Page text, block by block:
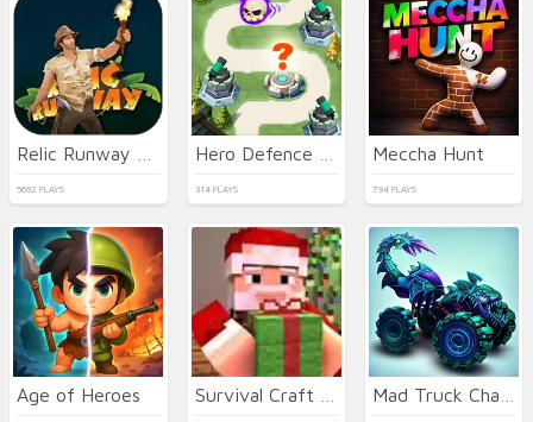
5692 PLAYS 314 PLAYS
Meccha Hunt
794 PLAYS
Age of Heroes